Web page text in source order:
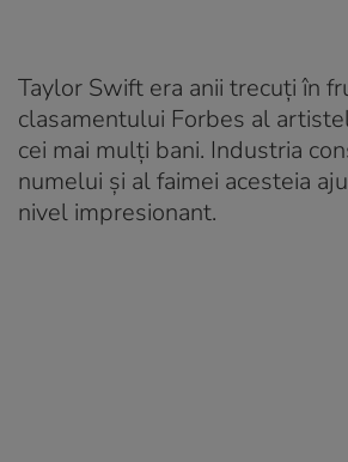
Taylor Swift era anii trecuți în
clasamentului Forbes al
cei mai mulți bani. Industria
numelui și al faimei acesteia
nivel impresionant.